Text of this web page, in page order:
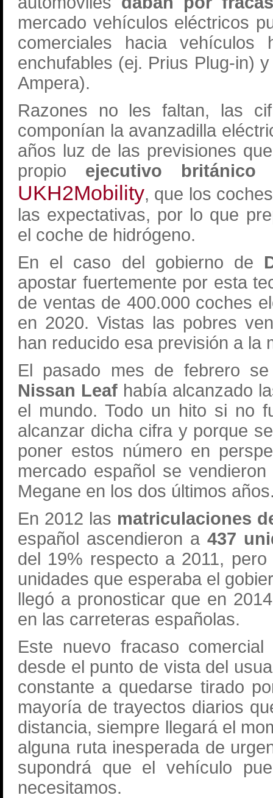
mercado vehículos eléctricos
comerciales hacia vehículos
enchufables (ej. Prius Plug-in)
Ampera).
Razones no les faltan, las
componían la avanzadilla
años luz de las previsiones
propio ejecutivo británico
UKH2Mobility, que los
las expectativas, por lo que
el coche de hidrógeno.
En el caso del gobierno de
apostar fuertemente por esta
de ventas de 400.000 coches
en 2020. Vistas las pobres
han reducido esa previsión a la
El pasado mes de febrero
Nissan Leaf había alcanzado
el mundo. Todo un hito si no
alcanzar dicha cifra y porque
poner estos número en
mercado español se
Megane en los dos últimos
En 2012 las matriculaciones
español ascendieron a 437
del 19% respecto a 2011,
unidades que esperaba el
llegó a pronosticar que en
en las carreteras españolas.
Este nuevo fracaso
desde el punto de vista del
constante a quedarse tirado
mayoría de trayectos diarios
distancia, siempre llegará el
alguna ruta inesperada de
supondrá que el vehículo
necesitamos.